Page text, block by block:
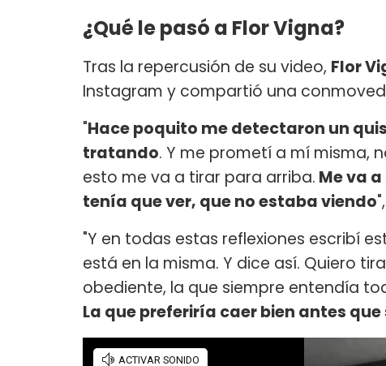
¿Qué le pasó a Flor Vigna?
Tras la repercusión de su video, Flor
Instagram y compartió una
"Hace poquito me detectaron un
tratando. Y me prometí a mí misma,
esto me va a tirar para arriba. Me va
tenía que ver, que no estaba viendo
"Y en todas estas reflexiones escribí
está en la misma. Y dice así. Quiero
obediente, la que siempre entendía
La que preferiría caer bien antes